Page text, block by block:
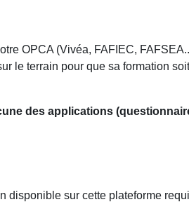
OPCA (Vivéa, FAFIEC,
le terrain pour que sa formation
des applications
disponible sur cette plateforme